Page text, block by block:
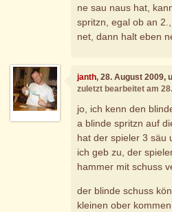
ne sau naus hat,
spritzn, egal ob an
net, dann halt eben
janth, 28. August 2009,
zuletzt bearbeitet am
jo, ich kenn den
a blinde spritzn auf
hat der spieler 3 säu
ich geb zu, der
hammer mit schuss
der blinde schuss
kleinen ober